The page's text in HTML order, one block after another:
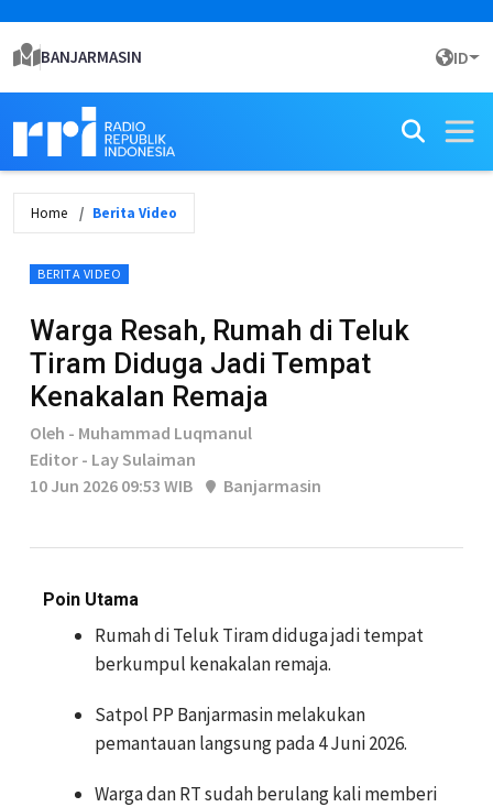
BANJARMASIN ID
Home Berita Video
BERITA VIDEO
Warga Resah, Rumah di Teluk
Tiram Diduga Jadi Tempat
Kenakalan Remaja
Oleh - Muhammad Luqmanul
Editor - Lay Sulaiman
10 Jun 2026 09:53 WIB
Banjarmasin
Poin Utama
Rumah di Teluk Tiram diduga jadi tempat
berkumpul kenakalan remaja.
Satpol PP Banjarmasin melakukan
pemantauan langsung pada 4 Juni 2026.
Warga dan RT sudah berulang kali memberi